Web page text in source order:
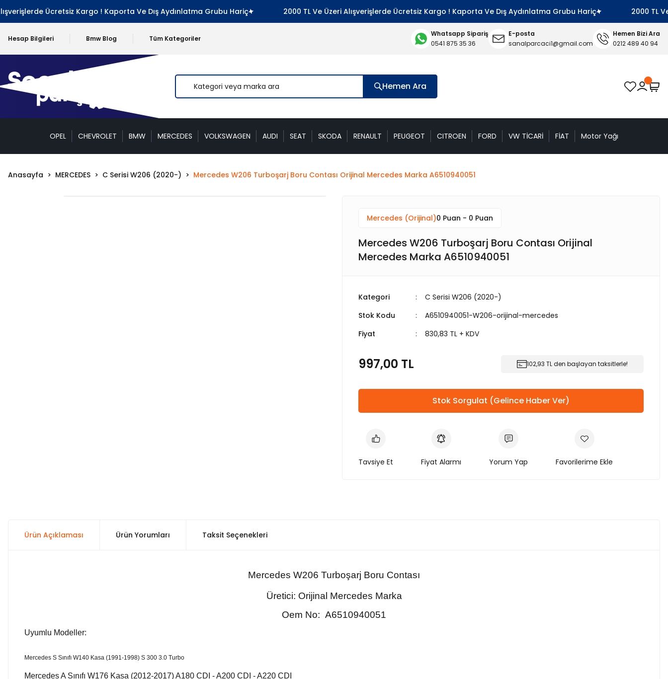
Ücretsiz Kargo ! Kaporta Ve Dış Aydınlatma Grubu Hariç 2000 TL Ve Üzeri Alışverişlerde Ücretsiz Kargo ! Kaporta Ve Dış Aydınlatma Grubu Hariç 2000 TL Ve
Hesap Bilgileri Bmw Blog Tüm Kategoriler
Whatsapp Sipariş
0541 875 35 36
E-posta
sanalparcaci1@gmail.com
Hemen Bizi Ara
0212 489 40 94
Hemen Ara
OPEL CHEVROLET BMW MERCEDES VOLKSWAGEN AUDI SEAT SKODA RENAULT PEUGEOT CITROEN FORD VW TİCARİ FİAT Motor Yağı
Anasayfa MERCEDES C Serisi W206 (2020-) Mercedes W206 Turboşarj Boru Contası Orijinal Mercedes Marka A6510940051
Mercedes (Orijinal)0 Puan - 0 Puan
Mercedes W206 Turboşarj Boru Contası Orijinal
Mercedes Marka A6510940051
Kategori
C Serisi W206 (2020-)
Stok Kodu
A6510940051-W206-orijinal-mercedes
Fiyat
830,83 TL + KDV
997,00 TL 102,93 TL den başlayan taksitlerle!
Stok Sorgulat (Gelince Haber Ver)
Tavsiye Et Fiyat Alarmı Yorum Yap
Ürün Açıklaması Ürün Yorumları Taksit Seçenekleri
Mercedes W206 Turboşarj Boru Contası
Üretici: Orijinal Mercedes Marka
Oem No: A6510940051
Uyumlu Modeller:
Mercedes S Sınıfı W140 Kasa (1991-1998) S 300 3.0 Turbo
Mercedes A Sınıfı W176 Kasa (2012-2017) A180 CDI - A200 CDI - A220 CDI